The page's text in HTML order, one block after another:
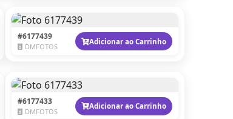
#6177439
DMFOTOS
Adicionar ao Carrinho
#6177433
DMFOTOS
Adicionar ao Carrinho